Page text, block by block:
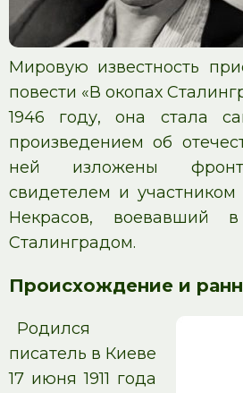
Мировую известность
повести «В окопах
1946 году, она стала
произведением об
ней изложены
свидетелем и
Некрасов,
Сталинградом.
Происхождение и
Родился
писатель в Киеве
17 июня 1911 года